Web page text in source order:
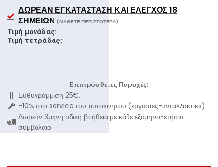
ΔΩΡΕΆΝ ΕΓΚΑΤΆΣΤΑΣΗ ΚΑΙ ΈΛΕΓΧΟΣ 18
ΣΗΜΕΊΩΝ (ΜΆΘΕΤΕ ΠΕΡΙΣΣΌΤΕΡΑ)
Τιμή μονάδας:
Τιμή τετράδας:
Επιπρόσθετες Παροχές:
Ευθυγράμμιση 25€.
-10% στο service του αυτοκινήτου (εργασίες-ανταλλακτικά).
Δωρεάν 3μηνη οδική βοήθεια με κάθε εξάμηνο-ετήσιο
συμβόλαιο.